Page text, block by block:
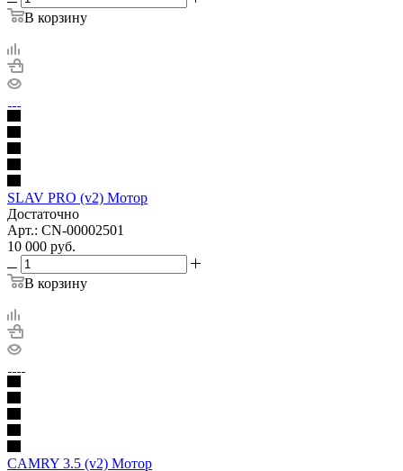
В корзину
SLAV PRO (v2) Мотор
Достаточно
Арт.: CN-00002501
10 000 руб.
В корзину
CAMRY 3.5 (v2) Мотор